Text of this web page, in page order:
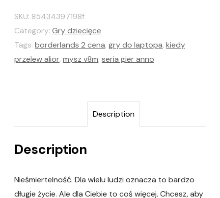
SKU: 85434397198f
Category: Gry dziecięce
Tags: borderlands 2 cena, gry do laptopa, kiedy
przelew alior, mysz v8m, seria gier anno
Description
Description
Nieśmiertelność. Dla wielu ludzi oznacza to bardzo
długie życie. Ale dla Ciebie to coś więcej. Chcesz, aby